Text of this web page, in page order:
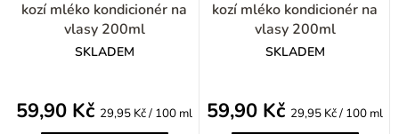
kozí mléko kondicionér na
vlasy 200ml
SKLADEM
59,90 Kč Měrná
cena:
29,95 Kč / 100 ml
kozí mléko kondicionér na
vlasy 200ml
SKLADEM
59,90 Kč Měrná
cena:
29,95 Kč / 100 ml